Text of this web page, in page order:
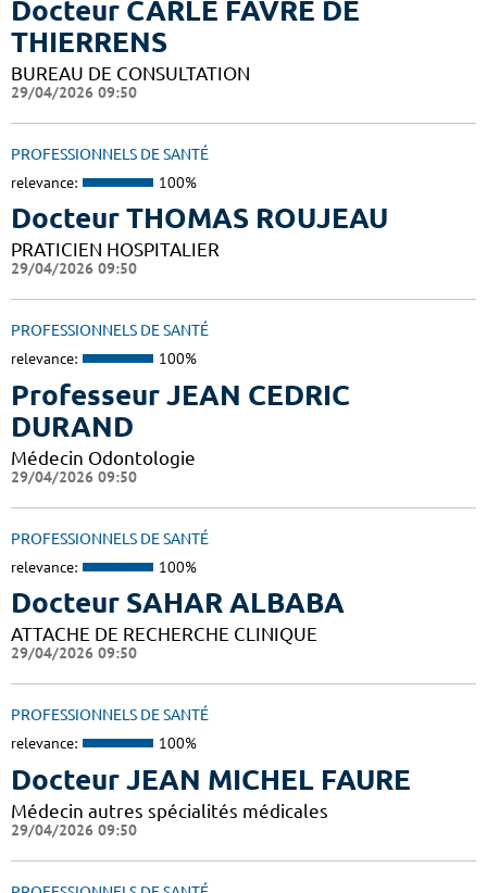
Docteur CARLE FAVRE DE
THIERRENS
BUREAU DE CONSULTATION
29/04/2026 09:50
PROFESSIONNELS DE SANTÉ
relevance: 100%
Docteur THOMAS ROUJEAU
PRATICIEN HOSPITALIER
29/04/2026 09:50
PROFESSIONNELS DE SANTÉ
relevance: 100%
Professeur JEAN CEDRIC
DURAND
Médecin Odontologie
29/04/2026 09:50
PROFESSIONNELS DE SANTÉ
relevance: 100%
Docteur SAHAR ALBABA
ATTACHE DE RECHERCHE CLINIQUE
29/04/2026 09:50
PROFESSIONNELS DE SANTÉ
relevance: 100%
Docteur JEAN MICHEL FAURE
Médecin autres spécialités médicales
29/04/2026 09:50